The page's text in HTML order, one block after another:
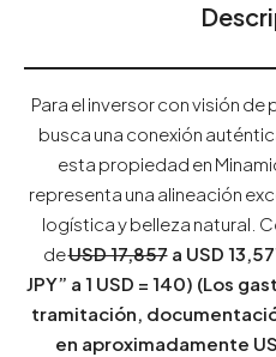
Para el inversor con visión
busca una conexión
esta propiedad en
representa una alineación
logística y belleza natural.
deUSD 17,857a USD 1
JPY” a 1 USD = 140) (Los
tramitación,
en aproximadamente